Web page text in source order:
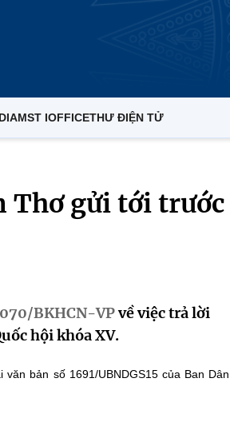
MST IOFFICETHƯ ĐIỆN TỬ
Thơ gửi tới trước
BKHCN-VPvề việc trả lời
hội khóa XV.
bản số 1691/UBNDGS15 của Ban Dân